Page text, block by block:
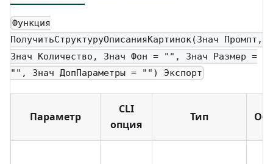
Функция
ПолучитьСтруктуруОписанияКартинок(Знач Промпт,
Знач Количество, Знач Фон = "", Знач Размер =
"", Знач ДопПараметры = "") Экспорт
Параметр
CLI
опция
Тип